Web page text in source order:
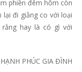
phiền đêm hôm còn
lại đi giằng co với loại
hay là có gì với
PHÚC GIA ĐÌNH